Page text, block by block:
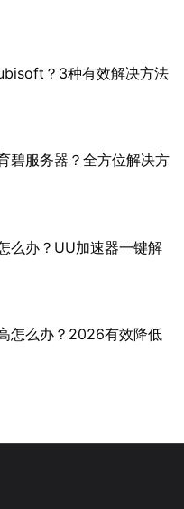
？3种有效解决方法
碧服务器？全方位解决方
么办？UU加速器一键解
怎么办？2026有效降低